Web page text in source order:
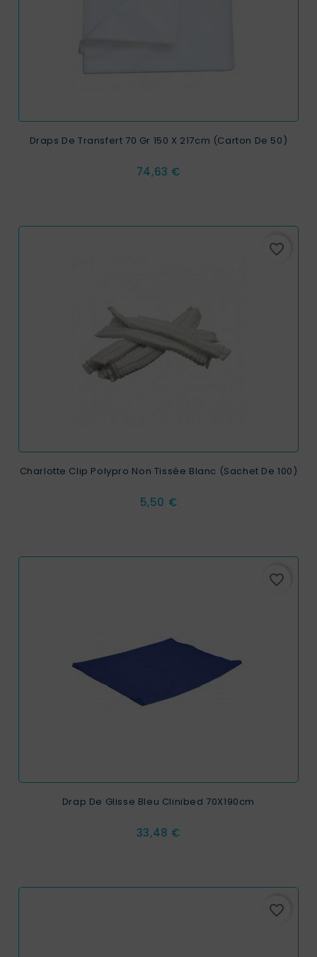
Draps De Transfert 70 Gr 150 X 217cm (carton De 50)
Prix
74,63 €
favorite_border
Charlotte Clip Polypro Non Tissée Blanc (sachet De 100)
Prix
5,50 €
favorite_border
Drap De Glisse Bleu Clinibed 70X190cm
Prix
33,48 €
favorite_border